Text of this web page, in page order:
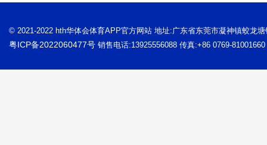
© 2021-2022 hth华体会体育APP官方网站 地址:广东省东莞市凝神镇蛟龙
粤ICP备2022060477号 销售电话:13925556088 传真:+86 0769-81001660